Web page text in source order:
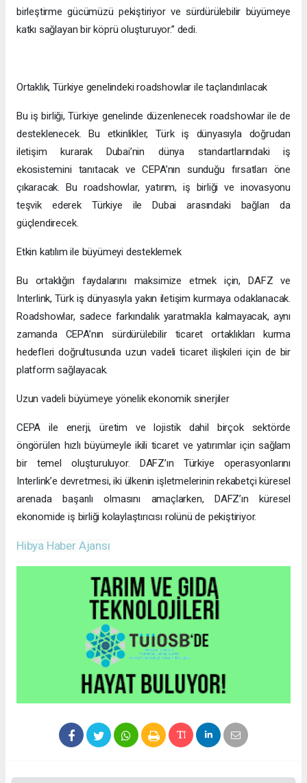
birleştirme gücümüzü pekiştiriyor ve sürdürülebilir büyümeye
katkı sağlayan bir köprü oluşturuyor.” dedi.
Ortaklık, Türkiye genelindeki roadshowlar ile taçlandırılacak
Bu iş birliği, Türkiye genelinde düzenlenecek roadshowlar ile de
desteklenecek. Bu etkinlikler, Türk iş dünyasıyla doğrudan
iletişim kurarak Dubai’nin dünya standartlarındaki iş
ekosistemini tanıtacak ve CEPA’nın sunduğu fırsatları öne
çıkaracak. Bu roadshowlar, yatırım, iş birliği ve inovasyonu
teşvik ederek Türkiye ile Dubai arasındaki bağları da
güçlendirecek.
Etkin katılım ile büyümeyi desteklemek
Bu ortaklığın faydalarını maksimize etmek için, DAFZ ve
Interlink, Türk iş dünyasıyla yakın iletişim kurmaya odaklanacak.
Roadshowlar, sadece farkındalık yaratmakla kalmayacak, aynı
zamanda CEPA’nın sürdürülebilir ticaret ortaklıkları kurma
hedefleri doğrultusunda uzun vadeli ticaret ilişkileri için de bir
platform sağlayacak.
Uzun vadeli büyümeye yönelik ekonomik sinerjiler
CEPA ile enerji, üretim ve lojistik dahil birçok sektörde
öngörülen hızlı büyümeyle ikili ticaret ve yatırımlar için sağlam
bir temel oluşturuluyor. DAFZ’ın Türkiye operasyonlarını
Interlink’e devretmesi, iki ülkenin işletmelerinin rekabetçi küresel
arenada başarılı olmasını amaçlarken, DAFZ’ın küresel
ekonomide iş birliği kolaylaştırıcısı rolünü de pekiştiriyor.
Hibya Haber Ajansı